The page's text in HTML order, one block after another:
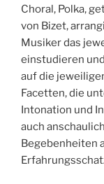
Choral, Polka,
von Bizet,
Musiker das
einstudieren
auf die
Facetten, die
Intonation und
auch
Begebenheiten